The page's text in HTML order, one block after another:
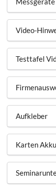
Video-
Testtafel
Aufkleber
Karten